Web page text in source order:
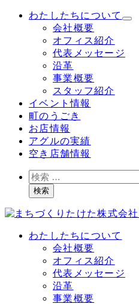
わたしたちについて
会社概要
オフィス紹介
代表メッセージ
沿革
事業概要
スタッフ紹介
イベント情報
町のうごき
お店情報
アグルの実績
空き店舗情報
検
索検索
わたしたちについて
会社概要
オフィス紹介
代表メッセージ
沿革
事業概要